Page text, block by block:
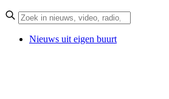
Nieuws uit eigen buurt